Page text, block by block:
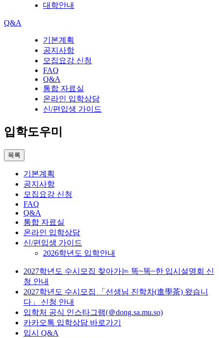
대학안내
Q&A
기본계획
공지사항
모집요강 신청
FAQ
Q&A
통합 자료실
온라인 입학상담
신/편입생 가이드
입학도우미
목록
기본계획
공지사항
모집요강 신청
FAQ
Q&A
통합 자료실
온라인 입학상담
신/편입생 가이드
2026학년도 입학안내
2027학년도 수시모집 찾아가는 똑~똑~한 입시설명회 신
청 안내
2027학년도 수시모집 「선생님 진학차(進學茶) 왔습니
다」 신청 안내
입학처 공식 인스타그램(＠dong.sa.mu.so)
카카오톡 입학상담 바로가기
입시 Q&A